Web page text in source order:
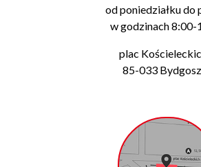
od poniedziałku do
w godzinach 8:00-
plac
85-033